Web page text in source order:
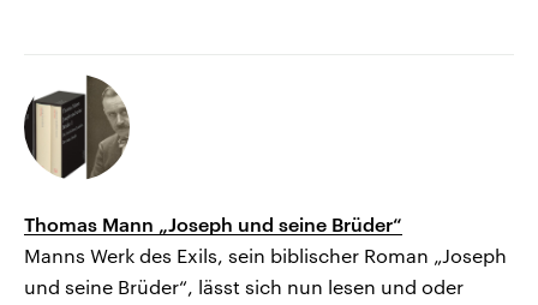
Thomas Mann „Joseph und seine Brüder“
Manns Werk des Exils, sein biblischer Roman „Joseph
und seine Brüder“, lässt sich nun lesen und oder